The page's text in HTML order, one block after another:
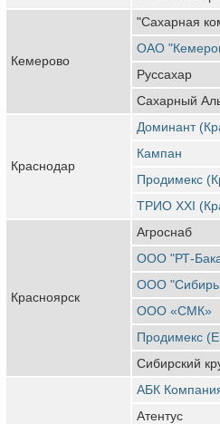
Кемерово
"Сахарная
ОАО
Руссахар
Сахарный
Краснодар
Доминант
Кампан
Продимекс
ТРИО XXI
Красноярск
Агроснаб
ООО "РТ-
ООО "Сибирь
ООО «СМК»
Продимекс
Сибирский
АБК
Атентус